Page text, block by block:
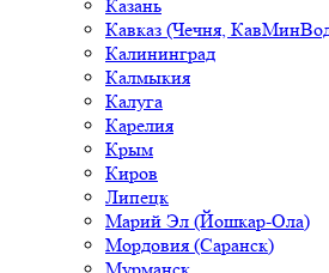
Казань
Кавказ (Чечня,
Калининград
Калмыкия
Калуга
Карелия
Крым
Киров
Липецк
Марий Эл (Йошкар-Ола)
Мордовия (Саранск)